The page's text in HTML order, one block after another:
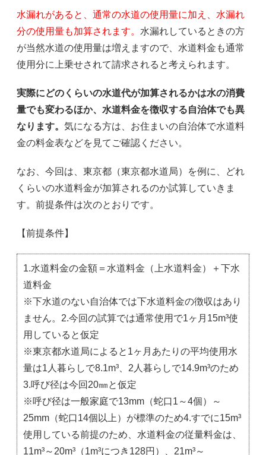
水漏れがあると、通常の水道の使用量に加え、水漏れ
分の使用量も加算されます。 水漏れしているときの方
が当然水道の使用量は増えますので、水道料金も通常
使用分に上乗せされて請求されると考えられます。
実際にどのくらいの水道代が加算されるかは水の消費
量でも変わるほか、水道料金を徴収する自治体でも異
なります。 気になる方は、お住まいの自治体で水道料
金の料金表などを見てご確認ください。
なお、今回は、東京都（東京都水道局）を例に、どれ
くらいの水道料金が加算されるのか試算していきま
す。前提条件は次のとおりです。
【前提条件】
1.水道料金の金額＝水道料金（上水道料金）＋下水
道料金
※下水道のない自治体では下水道料金の徴収はあり
ません。2.今回の試算では通常使用で1ヶ月15m³使
用していると仮定
※東京都水道局によると1ヶ月あたりの平均使用水
量は1人暮らしで8.1m³、2人暮らしで14.9m³のため
3.呼び径は今回20㎜と仮定
※呼び径は一般家庭で13mm（蛇口1～4個）～
25mm（蛇口14個以上）が標準のため4.すでに15m³
使用している前提のため、水道料金の従量料金は、
11m³～20m³（1m³につき128円）、21m³～